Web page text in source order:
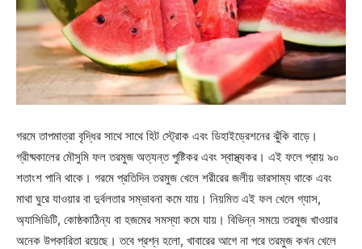
গরমে তাপমাত্রা বৃদ্ধির সাথে সাথে হিট স্ট্রোক এবং ডিহাইড্রেশনের ঝুঁকি বাড়ে।
গ্রীষ্মকালের মৌসুমি ফল তরমুজ অত্যন্ত পুষ্টিকর এবং স্বাস্থ্যকর। এই ফলে প্রায় ৯০
শতাংশ পানি থাকে। গরমে প্রতিদিন তরমুজ খেলে শরীরের জলীয় ভারসাম্য থাকে এবং
মাথা ঘুরে যাওয়ার বা দুর্বলতার সম্ভাবনা কমে যায়। নিয়মিত এই ফল খেলে গ্যাস,
অ্যাসিডিটি, কোষ্ঠকাঠিন্য বা হজমের সমস্যা কমে যায়। বিভিন্ন সময়ে তরমুজ খাওয়ার
অনেক উপকারিতা রয়েছে। তবে প্রশ্ন হলো, খাবারের আগে না পরে তরমুজ কখন খেলে